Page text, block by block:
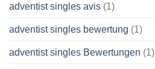
adventist singles avis (1)
adventist singles bewertung (1)
adventist singles Bewertungen (1)